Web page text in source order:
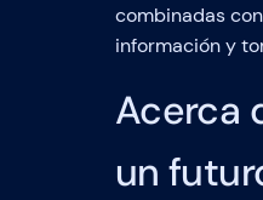
combinadas
información y
Acerca
un